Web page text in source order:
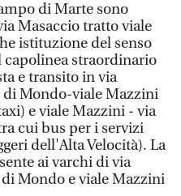
di Marte sono
Masaccio tratto viale
istituzione del senso
capolinea straordinario
e transito in via
Mondo-viale Mazzini
e viale Mazzini - via
cui bus per i servizi
dell'Alta Velocità). La
ai varchi di via
Mondo e viale Mazzini